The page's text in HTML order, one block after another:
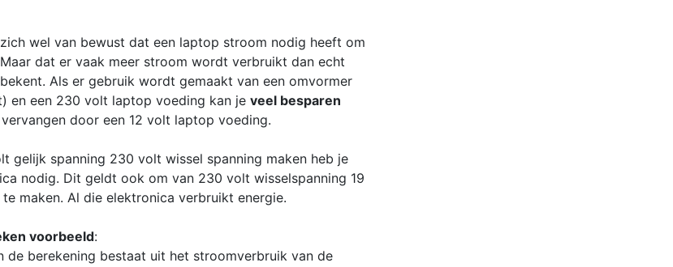
wel van bewust dat een laptop stroom nodig heeft om
dat er vaak meer stroom wordt verbruikt dan echt
Als er gebruik wordt gemaakt van een omvormer
en een 230 volt laptop voeding kan je veel besparen
door een 12 volt laptop voeding.
gelijk spanning 230 volt wissel spanning maken heb je
nodig. Dit geldt ook om van 230 volt wisselspanning 19
maken. Al die elektronica verbruikt energie.
voorbeeld:
de berekening bestaat uit het stroomverbruik van de